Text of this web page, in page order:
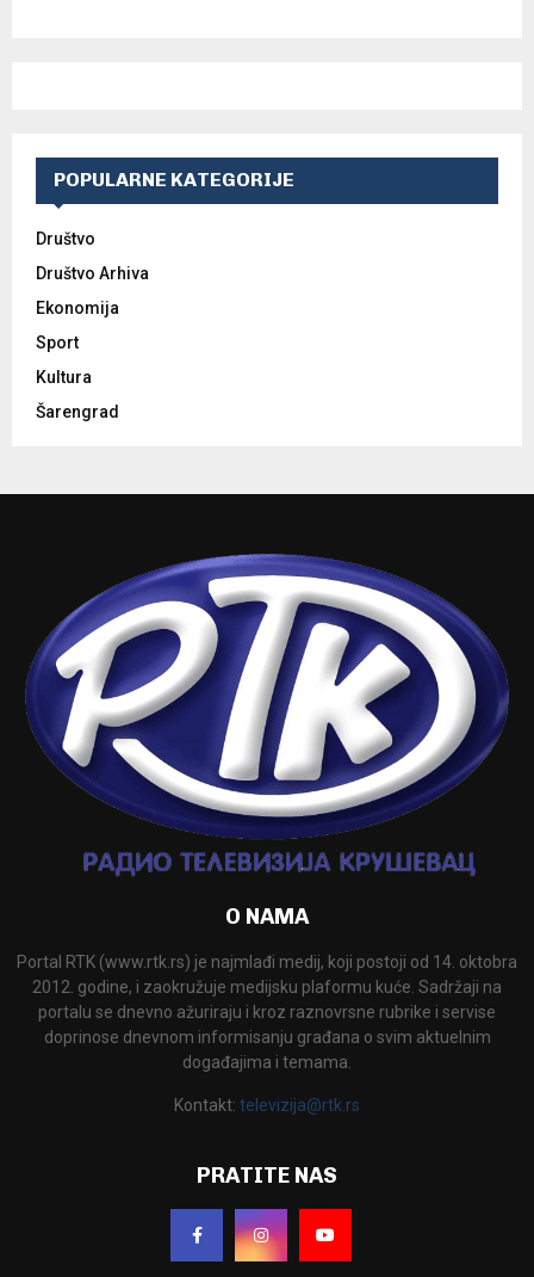
POPULARNE KATEGORIJE
Društvo
Društvo Arhiva
Ekonomija
Sport
Kultura
Šarengrad
O NAMA
Portal RTK (www.rtk.rs) je najmlađi medij, koji postoji od 14. oktobra
2012. godine, i zaokružuje medijsku plaformu kuće. Sadržaji na
portalu se dnevno ažuriraju i kroz raznovrsne rubrike i servise
doprinose dnevnom informisanju građana o svim aktuelnim
događajima i temama.
Kontakt: televizija@rtk.rs
PRATITE NAS